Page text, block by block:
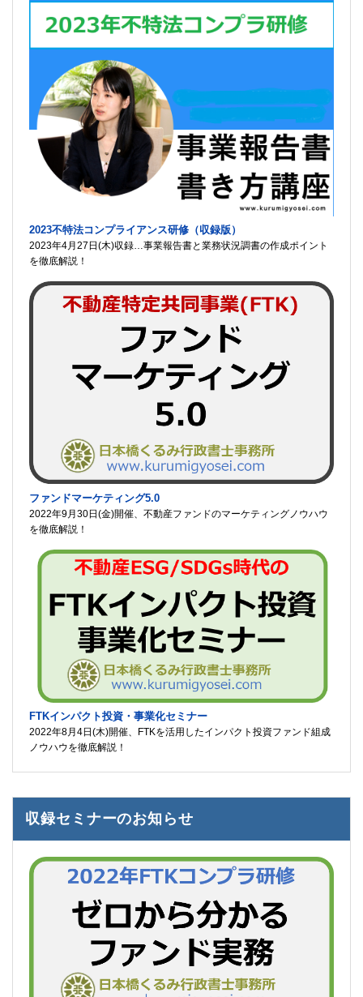
2023不特法コンプライアンス研修（収録版）
2023年4月27日(木)収録…事業報告書と業務状況調書の作成ポイント
を徹底解説！
ファンドマーケティング5.0
2022年9月30日(金)開催、不動産ファンドのマーケティングノウハウ
を徹底解説！
FTKインパクト投資・事業化セミナー
2022年8月4日(木)開催、FTKを活用したインパクト投資ファンド組成
ノウハウを徹底解説！
収録セミナーのお知らせ